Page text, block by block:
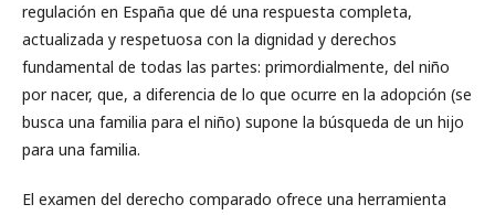
regulación en España que dé una respuesta completa,
actualizada y respetuosa con la dignidad y derechos
fundamental de todas las partes: primordialmente, del niño
por nacer, que, a diferencia de lo que ocurre en la adopción (se
busca una familia para el niño) supone la búsqueda de un hijo
para una familia.
El examen del derecho comparado ofrece una herramienta